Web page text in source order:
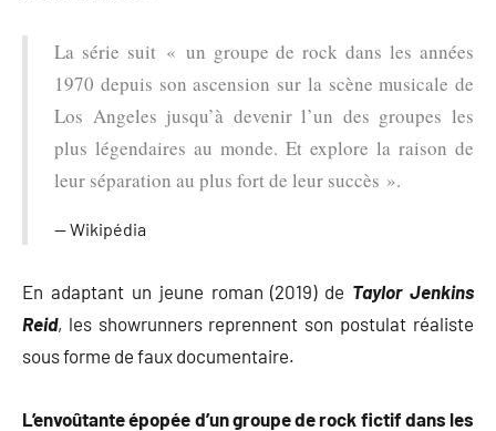
La série suit « un groupe de rock dans les années
1970 depuis son ascension sur la scène musicale de
Los Angeles jusqu’à devenir l’un des groupes les
plus légendaires au monde. Et explore la raison de
leur séparation au plus fort de leur succès ».
Wikipédia
En adaptant un jeune roman (2019) de Taylor Jenkins
Reid, les showrunners reprennent son postulat réaliste
sous forme de faux documentaire.
L’envoûtante épopée d’un groupe de rock fictif dans les